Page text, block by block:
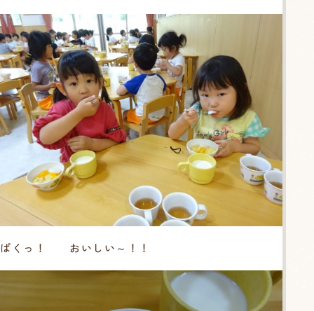
ぱくっ！ おいしい～！！